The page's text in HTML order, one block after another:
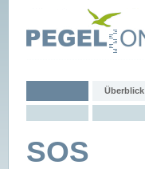
Überblick
SOS